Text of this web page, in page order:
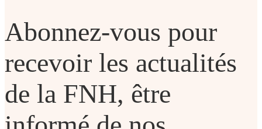
Abonnez-vous pour
recevoir les actualités
de la FNH, être